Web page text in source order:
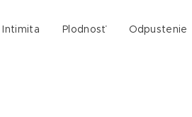
Intimita Plodnosť Odpustenie